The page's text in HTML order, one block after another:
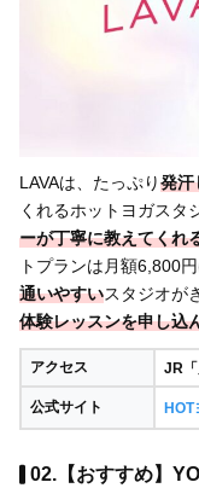
LAVAは、たっぷり発汗
くれるホットヨガスタ
ーが丁寧に教えてくれ
トプランは月額6,800円
通いやすいスタジオが
体験レッスンを申し込
アクセス JR
公式サイト HOT
02.【おすすめ】